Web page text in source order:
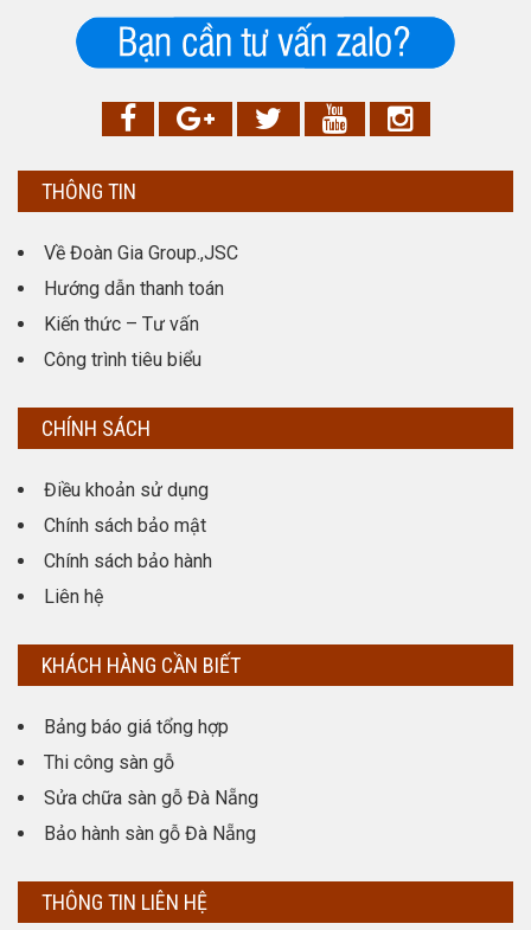
THÔNG TIN
Về Đoàn Gia Group.,JSC
Hướng dẫn thanh toán
Kiến thức – Tư vấn
Công trình tiêu biểu
CHÍNH SÁCH
Điều khoản sử dụng
Chính sách bảo mật
Chính sách bảo hành
Liên hệ
KHÁCH HÀNG CẦN BIẾT
Bảng báo giá tổng hợp
Thi công sàn gỗ
Sửa chữa sàn gỗ Đà Nẵng
Bảo hành sàn gỗ Đà Nẵng
THÔNG TIN LIÊN HỆ